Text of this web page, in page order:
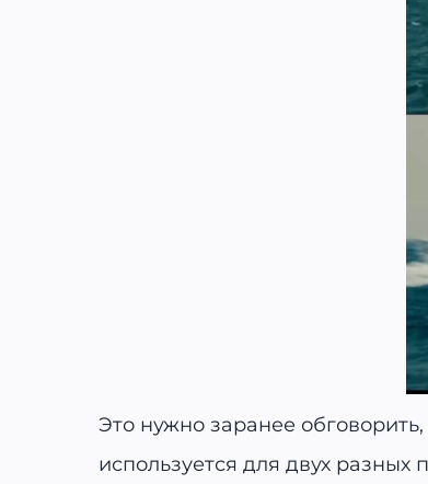
Это нужно заранее
используется для двух